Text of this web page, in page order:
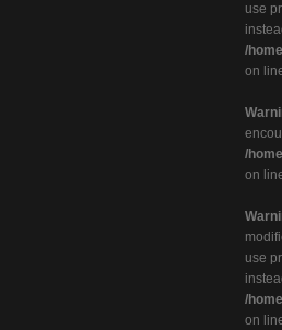
use
/
on
/
on
use
/
on